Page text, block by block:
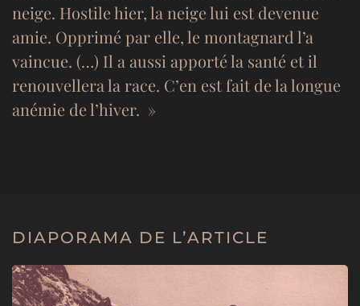
neige. Hostile hier, la neige lui est devenue
amie. Opprimé par elle, le montagnard l’a
vaincue. (…) Il a aussi apporté la santé et il
renouvellera la race. C’en est fait de la longue
anémie de l’hiver. »
DIAPORAMA DE L’ARTICLE